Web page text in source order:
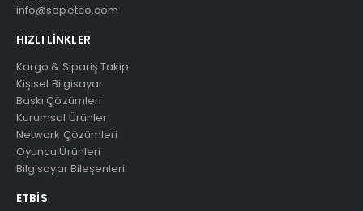
info@sepetco.com
HIZLI LINKLER
Kargo & Sipariş Takip
Kişisel Bilgisayar
Baskı Çözümleri
Kurumsal Ürünler
Network Çözümleri
Oyuncu Ürünleri
Bilgisayar Bileşenleri
ETBIS